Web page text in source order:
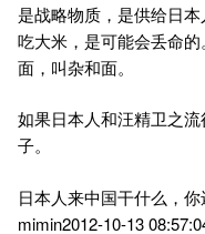
是战略物质，是供给日
吃大米，是可能会丢命
面，叫杂和面。
如果日本人和汪精卫之
子。
日本人来中国干什么，
mimin2012-10-13